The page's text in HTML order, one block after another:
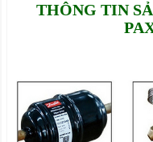
THÔNG TIN